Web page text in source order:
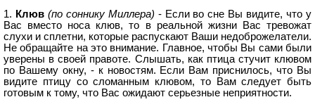
1. Клюв (по соннику Миллера) - Если во сне Вы видите, что у
Вас вместо носа клюв, то в реальной жизни Вас тревожат
слухи и сплетни, которые распускают Ваши недоброжелатели.
Не обращайте на это внимание. Главное, чтобы Вы сами были
уверены в своей правоте. Слышать, как птица стучит клювом
по Вашему окну, - к новостям. Если Вам приснилось, что Вы
видите птицу со сломанным клювом, то Вам следует быть
готовым к тому, что Вас ожидают серьезные неприятности.